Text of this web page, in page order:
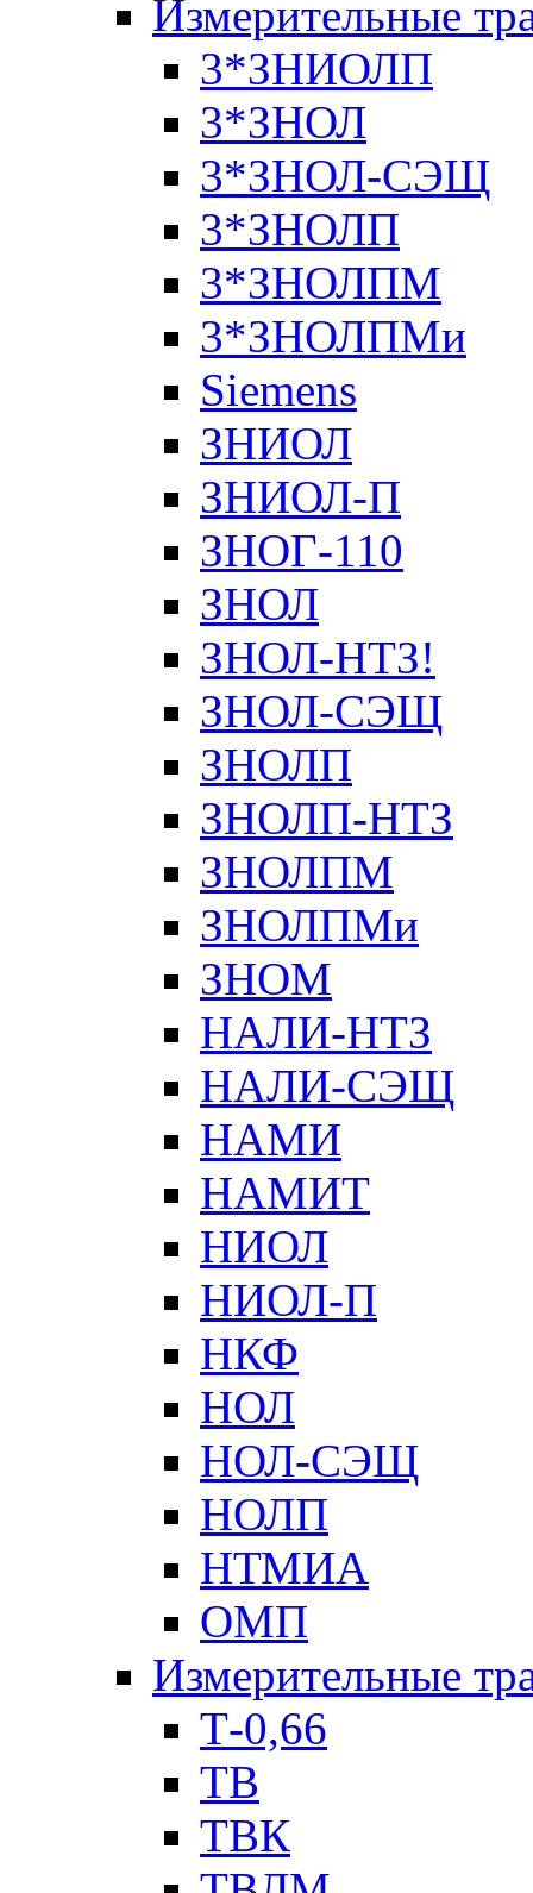
Измерительные
3*ЗНИОЛП
3*ЗНОЛ
3*ЗНОЛ-СЭЩ
3*ЗНОЛП
3*ЗНОЛПМ
3*ЗНОЛПМи
Siemens
ЗНИОЛ
ЗНИОЛ-П
ЗНОГ-110
ЗНОЛ
ЗНОЛ-НТЗ!
ЗНОЛ-СЭЩ
ЗНОЛП
ЗНОЛП-НТЗ
ЗНОЛПМ
ЗНОЛПМи
ЗНОМ
НАЛИ-НТЗ
НАЛИ-СЭЩ
НАМИ
НАМИТ
НИОЛ
НИОЛ-П
НКФ
НОЛ
НОЛ-СЭЩ
НОЛП
НТМИА
ОМП
Измерительные
Т-0,66
ТВ
ТВК